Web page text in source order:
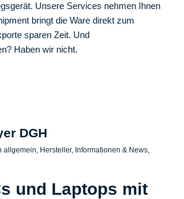
Unsere Services nehmen Ihnen
bringt die Ware direkt zum
sparen Zeit. Und
Haben wir nicht.
DGH
allgemein Hersteller, Informationen & News,
und Laptops mit